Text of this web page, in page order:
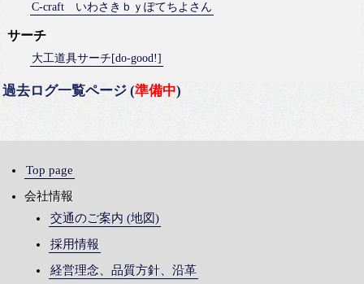
C-craft いわさきｂｙぽてちよさん
サーチ
大工道具サーチ[do-good!]
過去ログ一覧ページ (準備中)
Top page
会社情報
交通のご案内 (地図)
採用情報
経営理念、品質方針、沿革